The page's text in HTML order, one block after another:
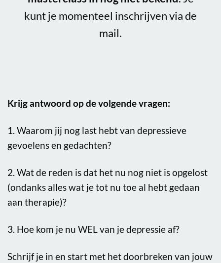
kunt je momenteel inschrijven via de
mail.
Krijg antwoord op de volgende vragen:
1. Waarom jij nog last hebt van depressieve
gevoelens en gedachten?
2. Wat de reden is dat het nu nog niet is opgelost
(ondanks alles wat je tot nu toe al hebt gedaan
aan therapie)?
3. Hoe kom je nu WEL van je depressie af?
Schrijf je in en start met het doorbreken van jouw